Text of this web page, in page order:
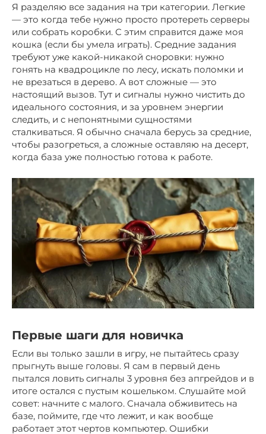
Я разделяю все задания на три категории. Легкие
— это когда тебе нужно просто протереть серверы
или собрать коробки. С этим справится даже моя
кошка (если бы умела играть). Средние задания
требуют уже какой-никакой сноровки: нужно
гонять на квадроцикле по лесу, искать поломки и
не врезаться в дерево. А вот сложные — это
настоящий вызов. Тут и сигналы нужно чистить до
идеального состояния, и за уровнем энергии
следить, и с непонятными сущностями
сталкиваться. Я обычно сначала берусь за средние,
чтобы разогреться, а сложные оставляю на десерт,
когда база уже полностью готова к работе.
Первые шаги для новичка
Если вы только зашли в игру, не пытайтесь сразу
прыгнуть выше головы. Я сам в первый день
пытался ловить сигналы 3 уровня без апгрейдов и в
итоге остался с пустым кошельком. Слушайте мой
совет: начните с малого. Сначала обживитесь на
базе, поймите, где что лежит, и как вообще
работает этот чертов компьютер. Ошибки